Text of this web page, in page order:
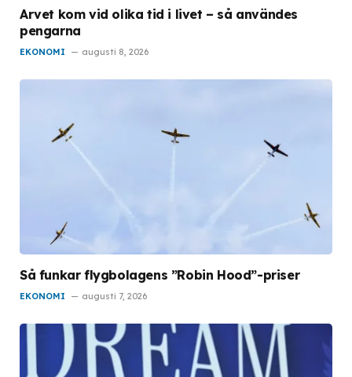
Arvet kom vid olika tid i livet – så användes
pengarna
EKONOMI augusti 8, 2026
Så funkar flygbolagens ”Robin Hood”-priser
EKONOMI augusti 7, 2026